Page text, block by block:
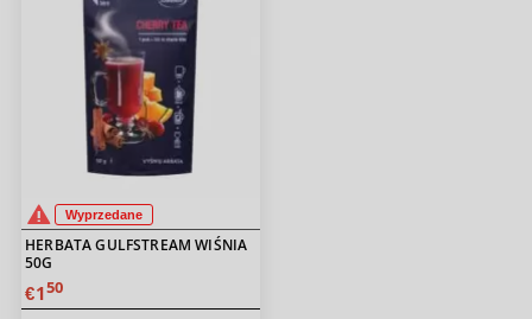
Wyprzedane
HERBATA GULFSTREAM WIŚNIA
50G
€150